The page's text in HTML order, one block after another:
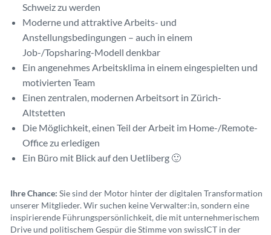
Schweiz zu werden
Moderne und attraktive Arbeits- und
Anstellungsbedingungen – auch in einem
Job-/Topsharing-Modell denkbar
Ein angenehmes Arbeitsklima in einem eingespielten und
motivierten Team
Einen zentralen, modernen Arbeitsort in Zürich-
Altstetten
Die Möglichkeit, einen Teil der Arbeit im Home-/Remote-
Office zu erledigen
Ein Büro mit Blick auf den Uetliberg 🙂
Ihre Chance: Sie sind der Motor hinter der digitalen Transformation
unserer Mitglieder. Wir suchen keine Verwalter:in, sondern eine
inspirierende Führungspersönlichkeit, die mit unternehmerischem
Drive und politischem Gespür die Stimme von swissICT in der